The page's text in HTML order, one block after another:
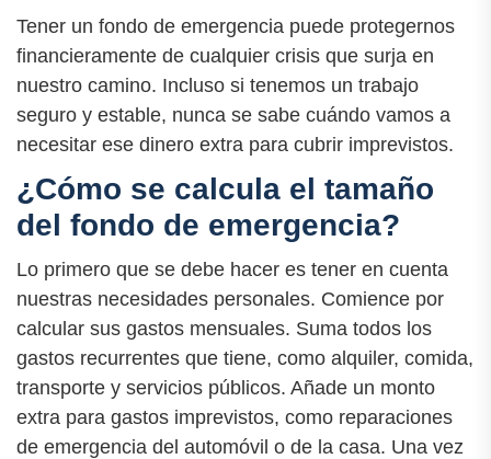
Tener un fondo de emergencia puede protegernos
financieramente de cualquier crisis que surja en
nuestro camino. Incluso si tenemos un trabajo
seguro y estable, nunca se sabe cuándo vamos a
necesitar ese dinero extra para cubrir imprevistos.
¿Cómo se calcula el tamaño
del fondo de emergencia?
Lo primero que se debe hacer es tener en cuenta
nuestras necesidades personales. Comience por
calcular sus gastos mensuales. Suma todos los
gastos recurrentes que tiene, como alquiler, comida,
transporte y servicios públicos. Añade un monto
extra para gastos imprevistos, como reparaciones
de emergencia del automóvil o de la casa. Una vez